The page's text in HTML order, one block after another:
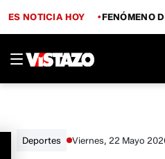
ES NOTICIA HOY FENÓMENO
Deportes Viernes, 22 Mayo